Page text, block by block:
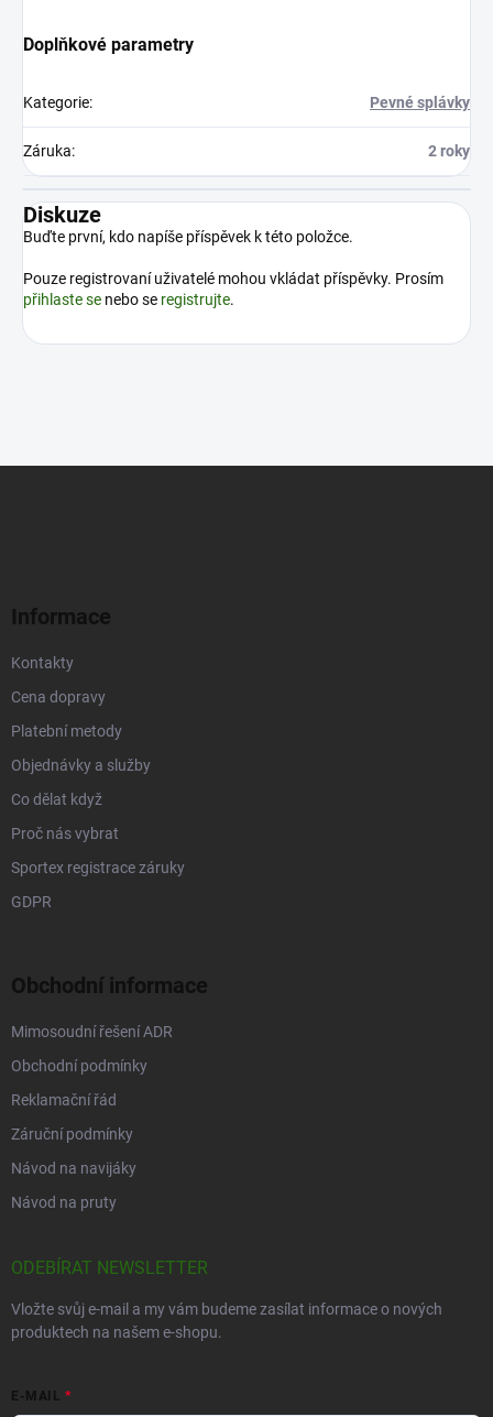
Doplňkové parametry
Kategorie: Pevné splávky
Záruka: 2 roky
Diskuze
Buďte první, kdo napíše příspěvek k této položce.
Pouze registrovaní uživatelé mohou vkládat příspěvky. Prosím
přihlaste se nebo se registrujte.
Informace
Kontakty
Cena dopravy
Platební metody
Objednávky a služby
Co dělat když
Proč nás vybrat
Sportex registrace záruky
GDPR
Obchodní informace
Mimosoudní řešení ADR
Obchodní podmínky
Reklamační řád
Záruční podmínky
Návod na navijáky
Návod na pruty
ODEBÍRAT NEWSLETTER
Vložte svůj e-mail a my vám budeme zasílat informace o nových
produktech na našem e-shopu.
E-MAIL